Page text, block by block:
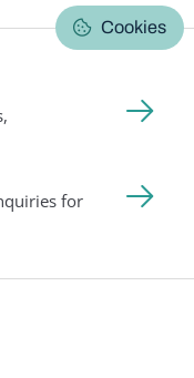
Cookies
for